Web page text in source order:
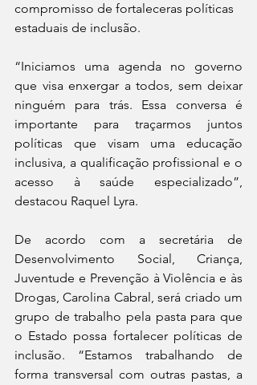
compromisso de fortaleceras políticas
estaduais de inclusão.
“Iniciamos uma agenda no governo
que visa enxergar a todos, sem deixar
ninguém para trás. Essa conversa é
importante para traçarmos juntos
políticas que visam uma educação
inclusiva, a qualificação profissional e o
acesso à saúde especializado”,
destacou Raquel Lyra.
De acordo com a secretária de
Desenvolvimento Social, Criança,
Juventude e Prevenção à Violência e às
Drogas, Carolina Cabral, será criado um
grupo de trabalho pela pasta para que
o Estado possa fortalecer políticas de
inclusão. “Estamos trabalhando de
forma transversal com outras pastas, a